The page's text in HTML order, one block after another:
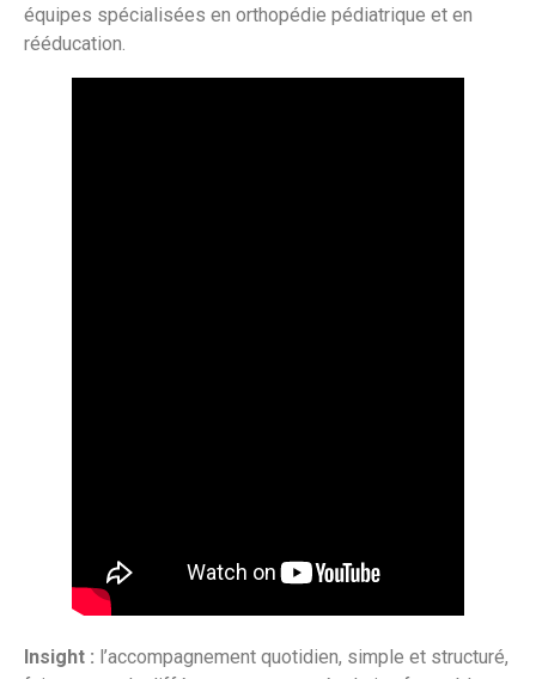
équipes spécialisées en orthopédie pédiatrique et en
rééducation.
Insight : l’accompagnement quotidien, simple et structuré,